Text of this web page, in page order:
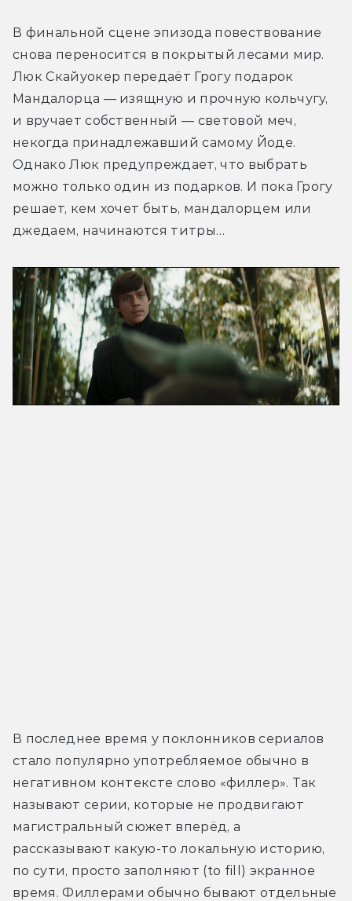
В финальной сцене эпизода повествование
снова переносится в покрытый лесами мир.
Люк Скайуокер передаёт Грогу подарок
Мандалорца — изящную и прочную кольчугу,
и вручает собственный — световой меч,
некогда принадлежавший самому Йоде.
Однако Люк предупреждает, что выбрать
можно только один из подарков. И пока Грогу
решает, кем хочет быть, мандалорцем или
джедаем, начинаются титры…
В последнее время у поклонников сериалов
стало популярно употребляемое обычно в
негативном контексте слово «филлер». Так
называют серии, которые не продвигают
магистральный сюжет вперёд, а
рассказывают какую-то локальную историю,
по сути, просто заполняют (to fill) экранное
время. Филлерами обычно бывают отдельные